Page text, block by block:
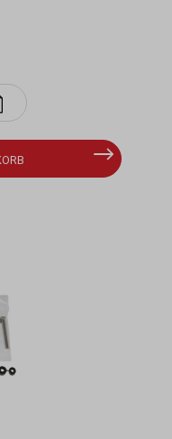
Preis: